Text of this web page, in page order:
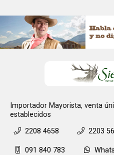
Importador Mayorista, venta
establecidos
2208 4658
2203
091 840 783